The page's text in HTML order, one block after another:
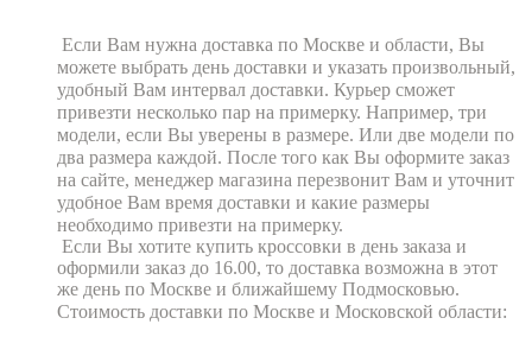
Если Вам нужна доставка по Москве и области, Вы
можете выбрать день доставки и указать произвольный,
удобный Вам интервал доставки. Курьер сможет
привезти несколько пар на примерку. Например, три
модели, если Вы уверены в размере. Или две модели по
два размера каждой. После того как Вы оформите заказ
на сайте, менеджер магазина перезвонит Вам и уточнит
удобное Вам время доставки и какие размеры
необходимо привезти на примерку.
Если Вы хотите купить кроссовки в день заказа и
оформили заказ до 16.00, то доставка возможна в этот
же день по Москве и ближайшему Подмосковью.
Стоимость доставки по Москве и Московской области: